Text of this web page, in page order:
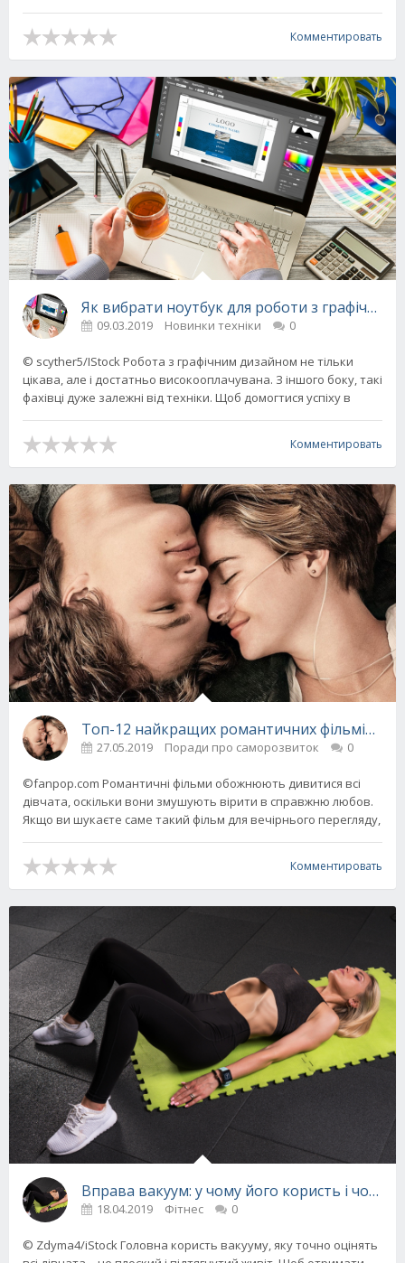
Комментировать
Як вибрати ноутбук для роботи з
09.03.2019 Новинки техніки 0
© scyther5/IStock Робота з графічним дизайном не тільки
цікава, але і достатньо високооплачувана. З іншого боку, такі
фахівці дуже залежні від техніки. Щоб домогтися успіху в
Комментировать
Топ-12 найкращих романтичних фільмів для
27.05.2019 Поради про саморозвиток 0
©fanpop.com Романтичні фільми обожнюють дивитися всі
дівчата, оскільки вони змушують вірити в справжню любов.
Якщо ви шукаєте саме такий фільм для вечірнього перегляду,
Комментировать
Вправа вакуум: у чому його користь і чому
18.04.2019 Фітнес 0
© Zdyma4/iStock Головна користь вакууму, яку точно оцінять